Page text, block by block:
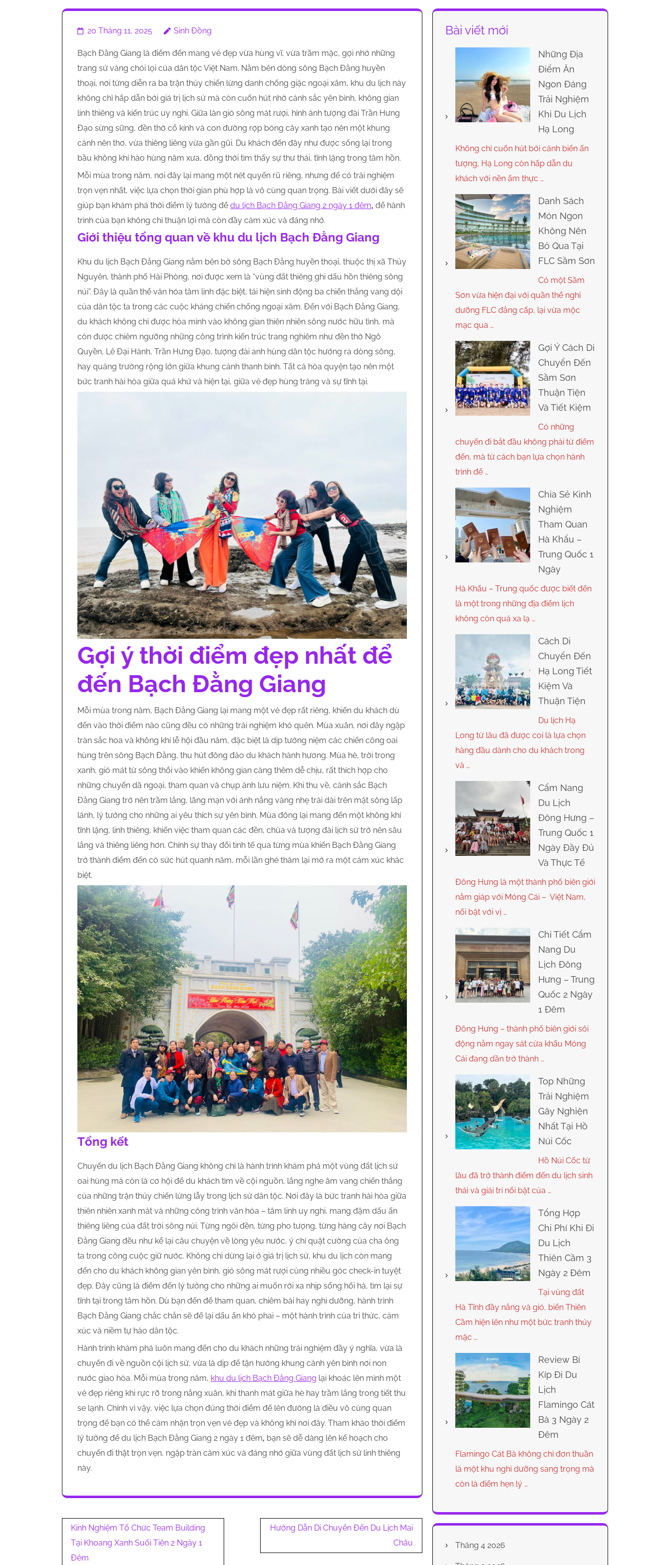
20 Tháng 11, 2025 Sinh Đồng
Bạch Đằng Giang là điểm đến mang vẻ đẹp vừa hùng vĩ, vừa trầm mặc, gợi nhớ những
trang sử vàng chói lọi của dân tộc Việt Nam. Nằm bên dòng sông Bạch Đằng huyền
thoại, nơi từng diễn ra ba trận thủy chiến lừng danh chống giặc ngoại xâm, khu du lịch này
không chỉ hấp dẫn bởi giá trị lịch sử mà còn cuốn hút nhờ cảnh sắc yên bình, không gian
linh thiêng và kiến trúc uy nghi. Giữa làn gió sông mát rượi, hình ảnh tượng đài Trần Hưng
Đạo sừng sững, đền thờ cổ kính và con đường rợp bóng cây xanh tạo nên một khung
cảnh nên thơ, vừa thiêng liêng vừa gần gũi. Du khách đến đây như được sống lại trong
bầu không khí hào hùng năm xưa, đồng thời tìm thấy sự thư thái, tĩnh lặng trong tâm hồn.
Mỗi mùa trong năm, nơi đây lại mang một nét quyến rũ riêng, nhưng để có trải nghiệm
trọn vẹn nhất, việc lựa chọn thời gian phù hợp là vô cùng quan trọng. Bài viết dưới đây sẽ
giúp bạn khám phá thời điểm lý tưởng để du lịch Bạch Đằng Giang 2 ngày 1 đêm, để hành
trình của bạn không chỉ thuận lợi mà còn đầy cảm xúc và đáng nhớ.
Giới thiệu tổng quan về khu du lịch Bạch Đằng Giang
Khu du lịch Bạch Đằng Giang nằm bên bờ sông Bạch Đằng huyền thoại, thuộc thị xã Thủy
Nguyên, thành phố Hải Phòng, nơi được xem là “vùng đất thiêng ghi dấu hồn thiêng sông
núi”. Đây là quần thể văn hóa tâm linh đặc biệt, tái hiện sinh động ba chiến thắng vang dội
của dân tộc ta trong các cuộc kháng chiến chống ngoại xâm. Đến với Bạch Đằng Giang,
du khách không chỉ được hòa mình vào không gian thiên nhiên sông nước hữu tình, mà
còn được chiêm ngưỡng những công trình kiến trúc trang nghiêm như đền thờ Ngô
Quyền, Lê Đại Hành, Trần Hưng Đạo, tượng đài anh hùng dân tộc hướng ra dòng sông,
hay quảng trường rộng lớn giữa khung cảnh thanh bình. Tất cả hòa quyện tạo nên một
bức tranh hài hòa giữa quá khứ và hiện tại, giữa vẻ đẹp hùng tráng và sự tĩnh tại.
Gợi ý thời điểm đẹp nhất để
đến Bạch Đằng Giang
Mỗi mùa trong năm, Bạch Đằng Giang lại mang một vẻ đẹp rất riêng, khiến du khách dù
đến vào thời điểm nào cũng đều có những trải nghiệm khó quên. Mùa xuân, nơi đây ngập
tràn sắc hoa và không khí lễ hội đầu năm, đặc biệt là dịp tưởng niệm các chiến công oai
hùng trên sông Bạch Đằng, thu hút đông đảo du khách hành hương. Mùa hè, trời trong
xanh, gió mát từ sông thổi vào khiến không gian càng thêm dễ chịu, rất thích hợp cho
những chuyến dã ngoại, tham quan và chụp ảnh lưu niệm. Khi thu về, cảnh sắc Bạch
Đằng Giang trở nên trầm lắng, lãng mạn với ánh nắng vàng nhẹ trải dài trên mặt sông lấp
lánh, lý tưởng cho những ai yêu thích sự yên bình. Mùa đông lại mang đến một không khí
tĩnh lặng, linh thiêng, khiến việc tham quan các đền, chùa và tượng đài lịch sử trở nên sâu
lắng và thiêng liêng hơn. Chính sự thay đổi tinh tế qua từng mùa khiến Bạch Đằng Giang
trở thành điểm đến có sức hút quanh năm, mỗi lần ghé thăm lại mở ra một cảm xúc khác
biệt.
Tổng kết
Chuyến du lịch Bạch Đằng Giang không chỉ là hành trình khám phá một vùng đất lịch sử
oai hùng mà còn là cơ hội để du khách tìm về cội nguồn, lắng nghe âm vang chiến thắng
của những trận thủy chiến lừng lẫy trong lịch sử dân tộc. Nơi đây là bức tranh hài hòa giữa
thiên nhiên xanh mát và những công trình văn hóa – tâm linh uy nghi, mang đậm dấu ấn
thiêng liêng của đất trời sông núi. Từng ngôi đền, từng pho tượng, từng hàng cây nơi Bạch
Đằng Giang đều như kể lại câu chuyện về lòng yêu nước, ý chí quật cường của cha ông
ta trong công cuộc giữ nước. Không chỉ dừng lại ở giá trị lịch sử, khu du lịch còn mang
đến cho du khách không gian yên bình, gió sông mát rượi cùng nhiều góc check-in tuyệt
đẹp. Đây cũng là điểm đến lý tưởng cho những ai muốn rời xa nhịp sống hối hả, tìm lại sự
tĩnh tại trong tâm hồn. Dù bạn đến để tham quan, chiêm bái hay nghỉ dưỡng, hành trình
Bạch Đằng Giang chắc chắn sẽ để lại dấu ấn khó phai – một hành trình của tri thức, cảm
xúc và niềm tự hào dân tộc.
Hành trình khám phá luôn mang đến cho du khách những trải nghiệm đầy ý nghĩa, vừa là
chuyến đi về nguồn cội lịch sử, vừa là dịp để tận hưởng khung cảnh yên bình nơi non
nước giao hòa. Mỗi mùa trong năm, khu du lịch Bạch Đằng Giang lại khoác lên mình một
vẻ đẹp riêng khi rực rỡ trong nắng xuân, khi thanh mát giữa hè hay trầm lắng trong tiết thu
se lạnh. Chính vì vậy, việc lựa chọn đúng thời điểm để lên đường là điều vô cùng quan
trọng để bạn có thể cảm nhận trọn vẹn vẻ đẹp và không khí nơi đây. Tham khảo thời điểm
lý tưởng để du lịch Bạch Đằng Giang 2 ngày 1 đêm, bạn sẽ dễ dàng lên kế hoạch cho
chuyến đi thật trọn vẹn, ngập tràn cảm xúc và đáng nhớ giữa vùng đất lịch sử linh thiêng
này.
Điều
hướng
Kinh Nghiệm Tổ Chức Team Building
Tại Khoang Xanh Suối Tiên 2 Ngày 1
Đêm
Hướng Dẫn Di Chuyển Đến Du Lịch Mai
Châu
Bài viết mới
Những Địa
Điểm Ăn
Ngon Đáng
Trải Nghiệm
Khi Du Lịch
Hạ Long
Không chỉ cuốn hút bởi cảnh biển ấn
tượng, Hạ Long còn hấp dẫn du
khách với nền ẩm thực …
Danh Sách
Món Ngon
Không Nên
Bỏ Qua Tại
FLC Sầm Sơn
Có một Sầm
Sơn vừa hiện đại với quần thể nghỉ
dưỡng FLC đẳng cấp, lại vừa mộc
mạc qua …
Gợi Ý Cách Di
Chuyển Đến
Sầm Sơn
Thuận Tiện
Và Tiết Kiệm
Có những
chuyến đi bắt đầu không phải từ điểm
đến, mà từ cách bạn lựa chọn hành
trình để …
Chia Sẻ Kinh
Nghiệm
Tham Quan
Hà Khẩu –
Trung Quốc 1
Ngày
Hà Khẩu – Trung quốc được biết đến
là một trong những địa điểm lịch
không còn quá xa lạ …
Cách Di
Chuyển Đến
Hạ Long Tiết
Kiệm Và
Thuận Tiện
Du lịch Hạ
Long từ lâu đã được coi là lựa chọn
hàng đầu dành cho du khách trong
và …
Cẩm Nang
Du Lịch
Đông Hưng –
Trung Quốc 1
Ngày Đầy Đủ
Và Thực Tế
Đông Hưng là một thành phố biên giới
nằm giáp với Móng Cái – Việt Nam,
nổi bật với vị …
Chi Tiết Cẩm
Nang Du
Lịch Đông
Hưng – Trung
Quốc 2 Ngày
1 Đêm
Đông Hưng – thành phố biên giới sôi
động nằm ngay sát cửa khẩu Móng
Cái đang dần trở thành …
Top Những
Trải Nghiệm
Gây Nghiện
Nhất Tại Hồ
Núi Cốc
Hồ Núi Cốc từ
lâu đã trở thành điểm đến du lịch sinh
thái và giải trí nổi bật của …
Tổng Hợp
Chi Phí Khi Đi
Du Lịch
Thiên Cầm 3
Ngày 2 Đêm
Tại vùng đất
Hà Tĩnh đầy nắng và gió, biển Thiên
Cầm hiện lên như một bức tranh thủy
mặc …
Review Bí
Kíp Đi Du
Lịch
Flamingo Cát
Bà 3 Ngày 2
Đêm
Flamingo Cát Bà không chỉ đơn thuần
là một khu nghỉ dưỡng sang trọng mà
còn là điểm hẹn lý …
Tháng 4 2026